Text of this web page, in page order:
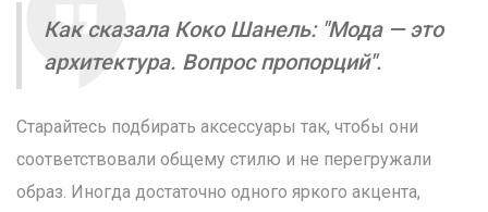
Как сказала Коко Шанель: "Мода — это
архитектура. Вопрос пропорций".
Старайтесь подбирать аксессуары так, чтобы они
соответствовали общему стилю и не перегружали
образ. Иногда достаточно одного яркого акцента,